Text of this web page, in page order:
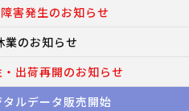
害発生のお知らせ
業のお知らせ
・出荷再開のお知らせ
タルデータ販売開始